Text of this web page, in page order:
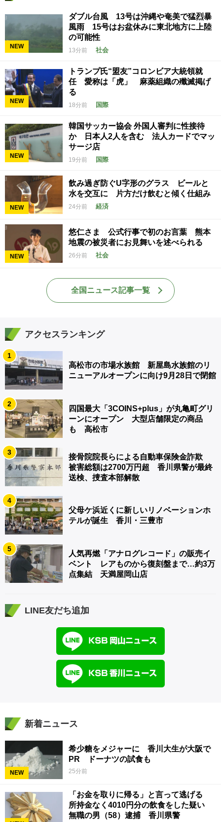
NEW
ダブル台風 13号は沖縄や奄美で猛烈暴
風雨 15号はお盆休みに東北地方に上陸
の可能性
13分前 社会
NEW
トランプ氏“盟友”コロンビア大統領就
任 愛称は「虎」 麻薬組織の殲滅掲げ
る
18分前 国際
NEW
韓国サッカー協会 外国人審判に性接待
か 日本人2人を含む 法人カードでマッ
サージ店
19分前 国際
NEW
飲み過ぎ防ぐU字形のグラス ビールと
水を交互に 片方だけ飲むと傾く仕組み
24分前 経済
NEW
悠仁さま 公式行事で初のお言葉 熊本
地震の被災者にお見舞いを述べられる
26分前 社会
全国ニュース記事一覧
アクセスランキング
1
高松市の市場水族館 新屋島水族館のリ
ニューアルオープンに向け9月28日で閉館
2
四国最大「3COINS+plus」が丸亀町グリ
ーンにオープン 大型店舗限定の商品
も 高松市
3
接骨院院長らによる自動車保険金詐欺
被害総額は2700万円超 香川県警が最終
送検、捜査本部解散
4
父母ケ浜近くに新しいリノベーションホ
テルが誕生 香川・三豊市
5
人気再燃「アナログレコード」の販売イ
ベント レアものから復刻盤まで…約3万
点集結 天満屋岡山店
LINE友だち追加
新着ニュース
NEW
希少糖をメジャーに 香川大生が大阪で
PR ドーナツの試食も
25分前
「お金を取りに帰る」と言って逃げる
所持金なく4010円分の飲食をした疑い
無職の男（58）逮捕 香川県警